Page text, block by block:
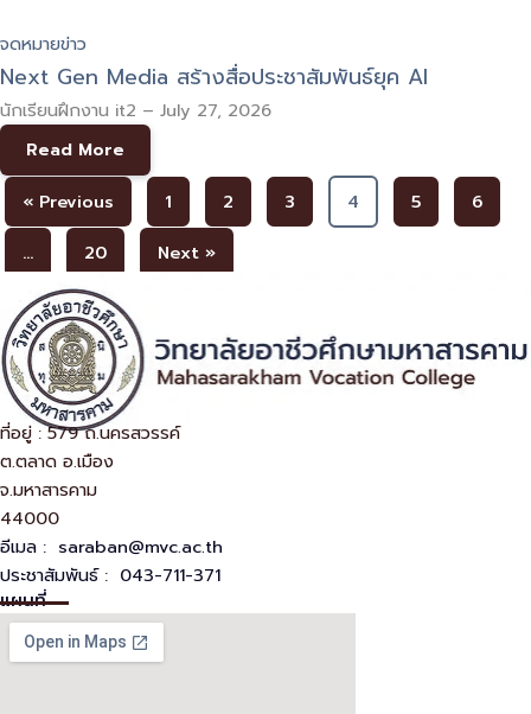
จดหมายข่าว
Next Gen Media สร้างสื่อประชาสัมพันธ์ยุค AI
นักเรียนฝึกงาน it2 – July 27, 2026
Read More
« Previous 1 2 3 4 5
6
…
20
Next »
ที่อยู่ : 579 ถ.นครสวรรค์
ต.ตลาด อ.เมือง
จ.มหาสารคาม
44000
อีเมล : saraban@mvc.ac.th
ประชาสัมพันธ์ : 043-711-371
แผนที่